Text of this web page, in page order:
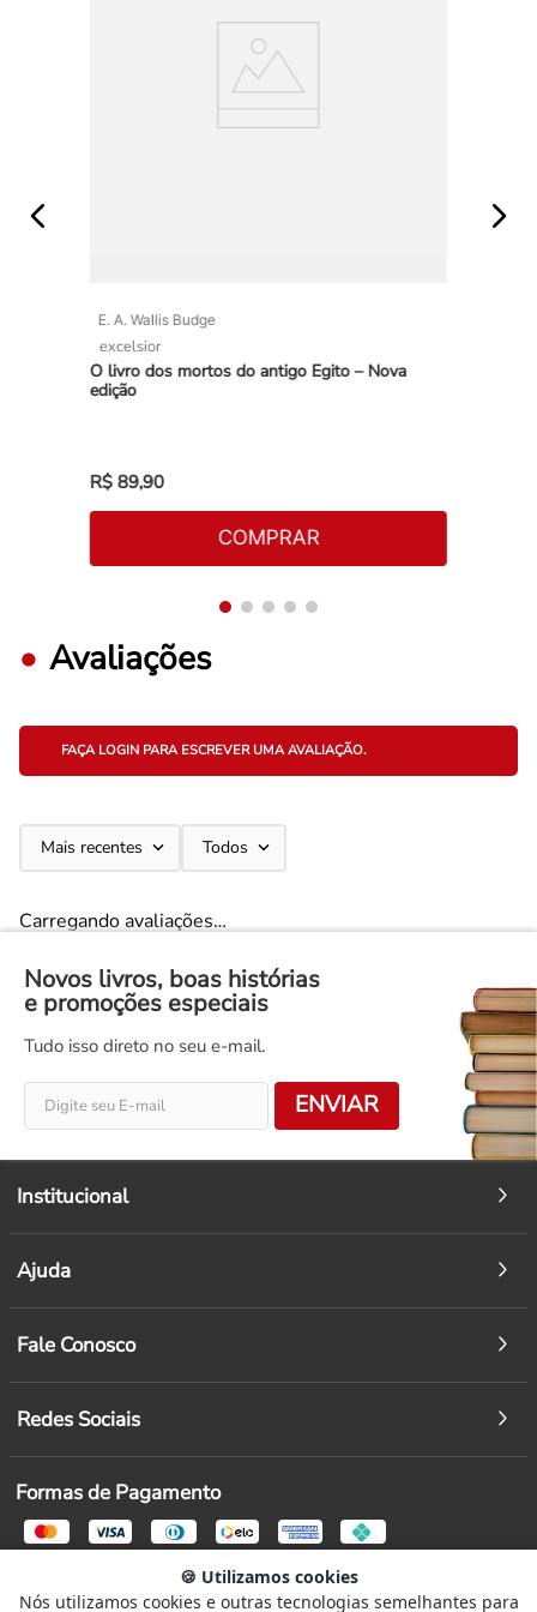
E. A. Wallis Budge
excelsior
O livro dos mortos do antigo Egito – Nova
edição
R$ 89,90
COMPRAR
Avaliações
FAÇA LOGIN PARA ESCREVER UMA AVALIAÇÃO.
Mais recentes Todos
Carregando avaliações…
Novos livros, boas histórias
e promoções especiais
Tudo isso direto no seu e-mail.
ENVIAR
Institucional
Ajuda
Fale Conosco
Redes Sociais
Formas de Pagamento
🍪 Utilizamos cookies
Nós utilizamos cookies e outras tecnologias semelhantes para